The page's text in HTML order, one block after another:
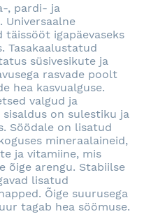
, pardi- ja
Universaalne
täissööt igapäevaseks
Tasakaalustatud
süsivesikute ja
rasvade poolt
hea kasvualguse.
valgud ja
on sulestiku ja
Söödale on lisatud
mineraalaineid,
ja vitamiine, mis
õige arengu. Stabiilse
lisatud
Õige suurusega
tagab hea söömuse.